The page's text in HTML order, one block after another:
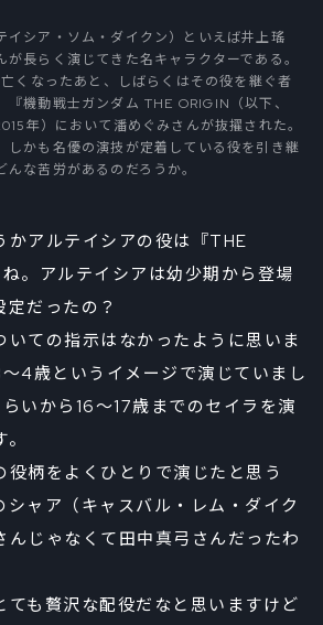
イシア・ソム・ダイクン）といえば井上瑤
が長らく演じてきた名キャラクターである。
くなったあと、しばらくはその役を継ぐ者
『機動戦士ガンダム THE ORIGIN（以下、
年）において潘めぐみさんが抜擢された。
しかも名優の演技が定着している役を引き継
な苦労があるのだろうか。
アルテイシアの役は『THE
。アルテイシアは幼少期から登場
定だったの？
ての指示はなかったように思いま
4歳というイメージで演じていまし
いから16～17歳までのセイラを演
柄をよくひとりで演じたと思う
シャア（キャスバル・レム・ダイク
んじゃなくて田中真弓さんだったわ
も贅沢な配役だなと思いますけど